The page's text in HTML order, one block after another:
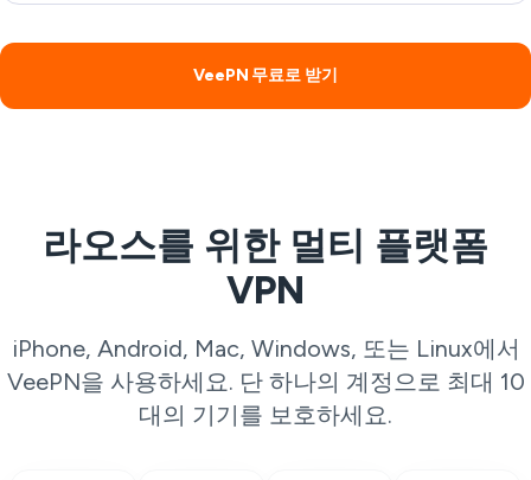
VeePN 무료로 받기
라오스를 위한 멀티 플랫폼
VPN
iPhone, Android, Mac, Windows, 또는 Linux에서
VeePN을 사용하세요. 단 하나의 계정으로 최대 10
대의 기기를 보호하세요.